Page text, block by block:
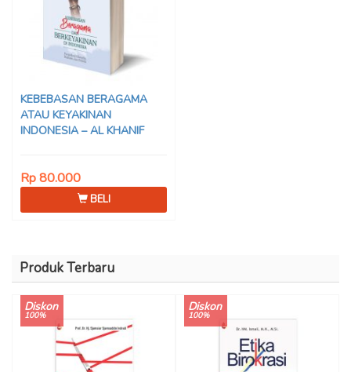
KEBEBASAN BERAGAMA
ATAU KEYAKINAN
INDONESIA – AL KHANIF
Rp 80.000
BELI
Produk Terbaru
Diskon
100%
Diskon
100%